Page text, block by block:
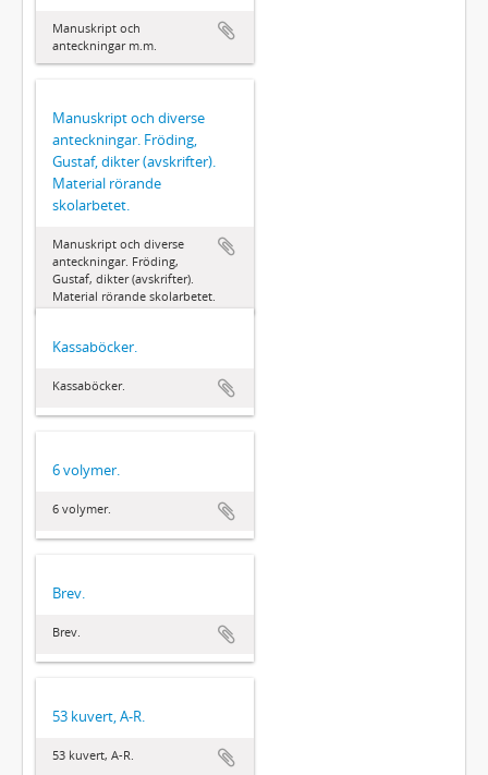
Manuskript och
anteckningar m.m.
Manuskript och diverse
anteckningar. Fröding,
Gustaf, dikter (avskrifter).
Material rörande
skolarbetet.
Manuskript och diverse
anteckningar. Fröding,
Gustaf, dikter (avskrifter).
Material rörande skolarbetet.
Kassaböcker.
Kassaböcker.
6 volymer.
6 volymer.
Brev.
Brev.
53 kuvert, A-R.
53 kuvert, A-R.